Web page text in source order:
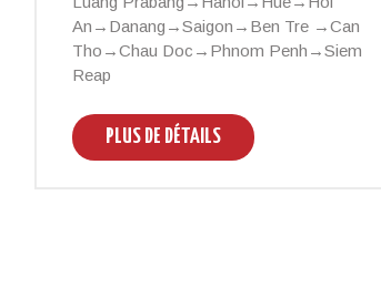
An→Danang→Saigon→Ben Tre →Can
Tho→Chau Doc→Phnom Penh→Siem
Reap
PLUS DE DÉTAILS